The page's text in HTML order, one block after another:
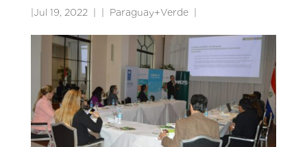
Jul 19, 2022 Paraguay+Verde